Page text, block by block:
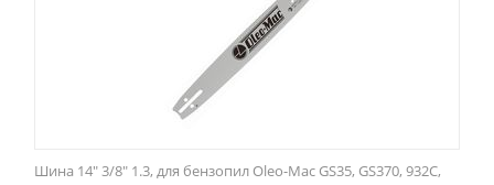
Шина 14" 3/8" 1.3, для бензопил Oleo-Mac GS35, GS370, 932C,